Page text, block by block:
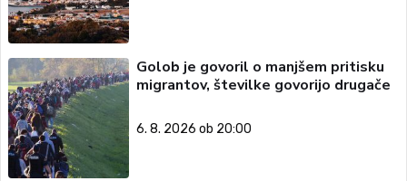
Golob je govoril o manjšem pritisku
migrantov, številke govorijo drugače
6. 8. 2026 ob 20:00